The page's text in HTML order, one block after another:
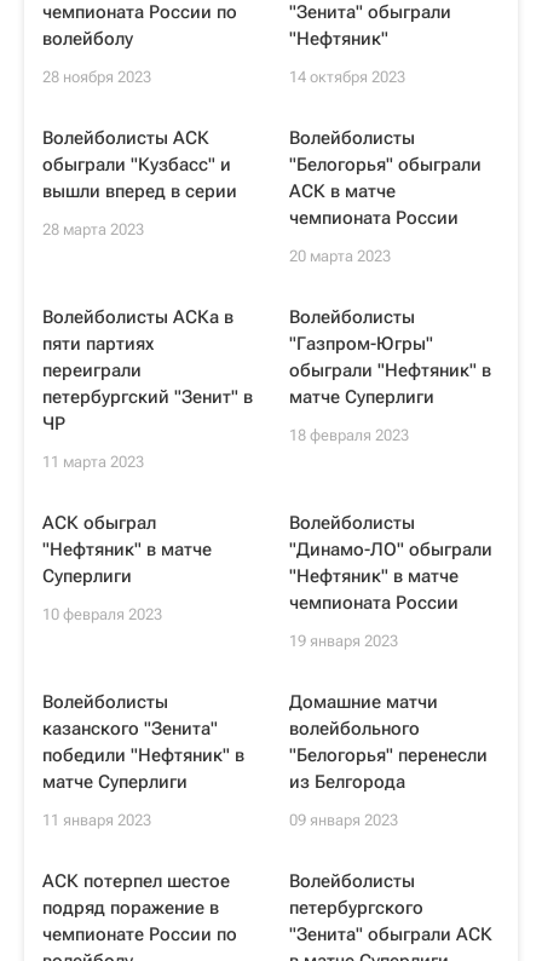
чемпионата России по
волейболу
28 ноября 2023
"Зенита" обыграли
"Нефтяник"
14 октября 2023
Волейболисты АСК
обыграли "Кузбасс" и
вышли вперед в серии
28 марта 2023
Волейболисты
"Белогорья" обыграли
АСК в матче
чемпионата России
20 марта 2023
Волейболисты АСКа в
пяти партиях
переиграли
петербургский "Зенит" в
ЧР
11 марта 2023
Волейболисты
"Газпром-Югры"
обыграли "Нефтяник" в
матче Суперлиги
18 февраля 2023
АСК обыграл
"Нефтяник" в матче
Суперлиги
10 февраля 2023
Волейболисты
"Динамо-ЛО" обыграли
"Нефтяник" в матче
чемпионата России
19 января 2023
Волейболисты
казанского "Зенита"
победили "Нефтяник" в
матче Суперлиги
11 января 2023
Домашние матчи
волейбольного
"Белогорья" перенесли
из Белгорода
09 января 2023
АСК потерпел шестое
подряд поражение в
чемпионате России по
Волейболисты
петербургского
"Зенита" обыграли АСК